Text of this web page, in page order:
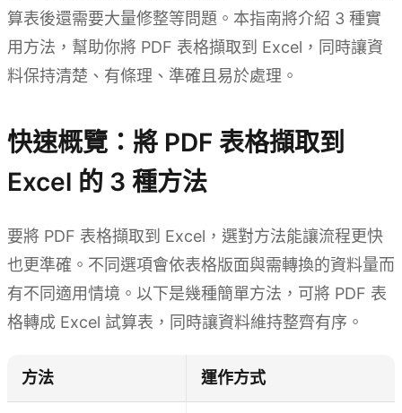
算表後還需要大量修整等問題。本指南將介紹 3 種實
用方法，幫助你將 PDF 表格擷取到 Excel，同時讓資
料保持清楚、有條理、準確且易於處理。
快速概覽：將 PDF 表格擷取到
Excel 的 3 種方法
要將 PDF 表格擷取到 Excel，選對方法能讓流程更快
也更準確。不同選項會依表格版面與需轉換的資料量而
有不同適用情境。以下是幾種簡單方法，可將 PDF 表
格轉成 Excel 試算表，同時讓資料維持整齊有序。
方法 運作方式